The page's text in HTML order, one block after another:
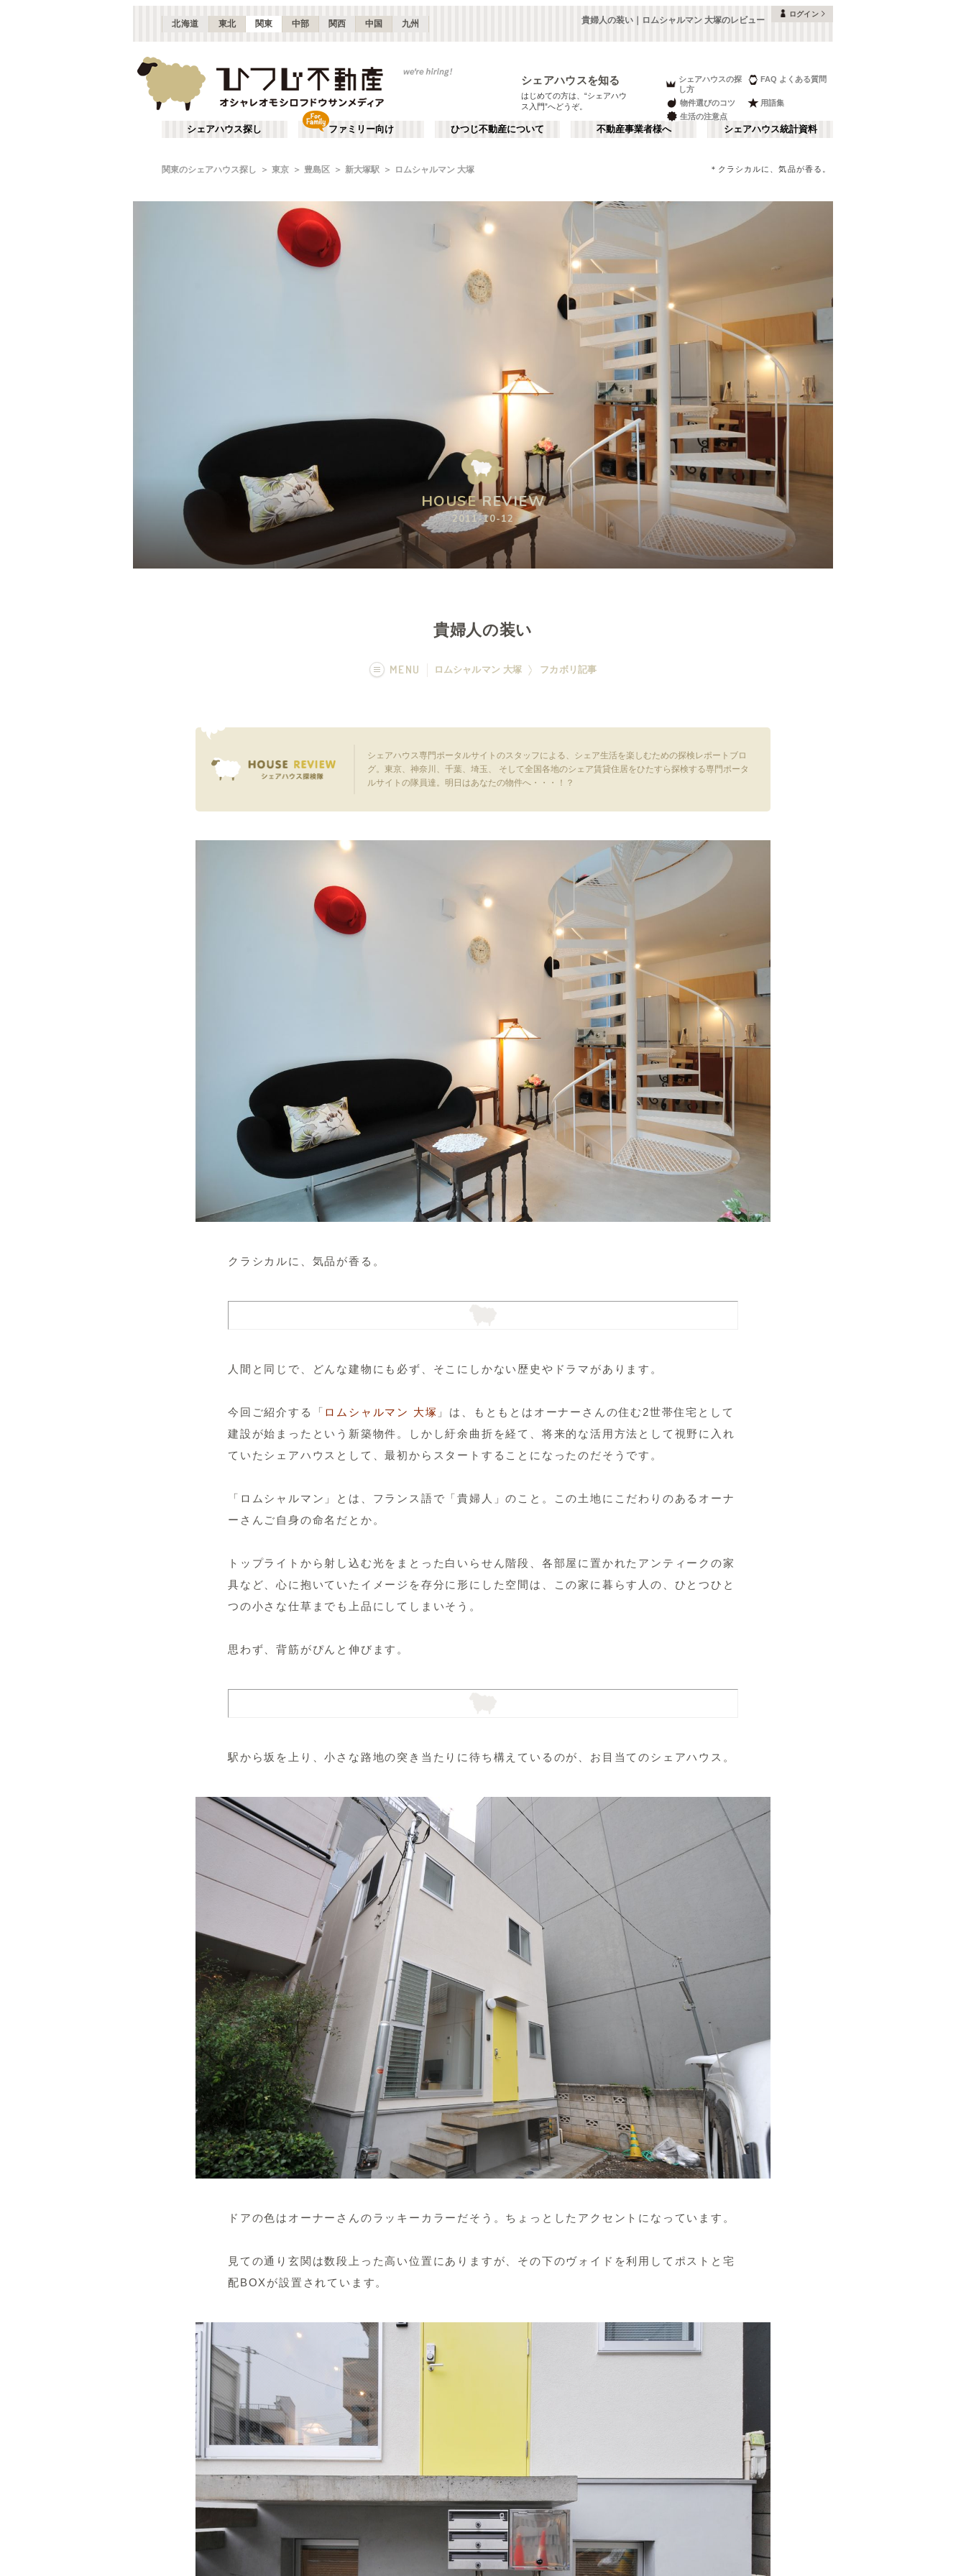
北海道 東北 関東 中部 関西 中国 九州 貴婦人の装い｜ロムシャルマン 大塚のレビュー
ログイン
シェアハウスを知る
はじめての方は、“シェアハウ
ス入門”へどうぞ。
シェアハウスの探
し方
FAQ よくある質問
物件選びのコツ
用語集
生活の注意点
シェアハウス探し ファミリー向け ひつじ不動産について 不動産事業者様へ シェアハウス統計資料
関東のシェアハウス探し 東京 豊島区 新大塚駅 ロムシャルマン 大塚 ＊クラシカルに、気品が香る。
HOUSEREVIEW
2011-10-12
HOUSEREVIEW
2011-10-12
HOUSEREVIEW
2011-10-12
貴婦人の装い
MENU ロムシャルマン 大塚 フカボリ記事
シェアハウス専門ポータルサイトのスタッフによる、シェア生活を楽しむための探検レポートブロ
グ。東京、神奈川、千葉、埼玉、 そして全国各地のシェア賃貸住居をひたすら探検する専門ポータ
ルサイトの隊員達。明日はあなたの物件へ・・・！？
クラシカルに、気品が香る。
人間と同じで、どんな建物にも必ず、そこにしかない歴史やドラマがあります。
今回ご紹介する「 ロムシャルマン 大塚 」は、もともとはオーナーさんの住む2世帯住宅として
建設が始まったという新築物件。しかし紆余曲折を経て、将来的な活用方法として視野に入れ
ていたシェアハウスとして、最初からスタートすることになったのだそうです。
「ロムシャルマン」とは、フランス語で「貴婦人」のこと。この土地にこだわりのあるオーナ
ーさんご自身の命名だとか。
トップライトから射し込む光をまとった白いらせん階段、各部屋に置かれたアンティークの家
具など、心に抱いていたイメージを存分に形にした空間は、この家に暮らす人の、ひとつひと
つの小さな仕草までも上品にしてしまいそう。
思わず、背筋がぴんと伸びます。
駅から坂を上り、小さな路地の突き当たりに待ち構えているのが、お目当てのシェアハウス。
ドアの色はオーナーさんのラッキーカラーだそう。ちょっとしたアクセントになっています。
見ての通り玄関は数段上った高い位置にありますが、その下のヴォイドを利用してポストと宅
配BOXが設置されています。